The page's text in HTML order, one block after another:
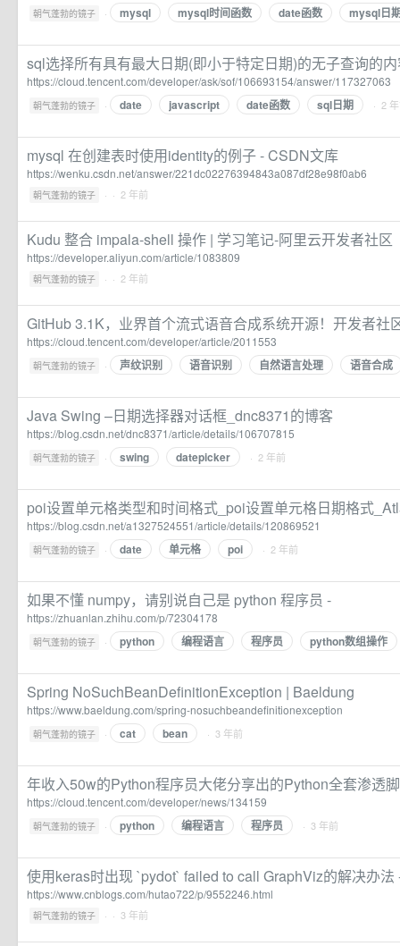
朝气蓬勃的镜子 · mysql mysql时间函数 date函数 mysql日
sql选择所有具有最大日期(即小于特定日期)的无子查询的
https://cloud.tencent.com/developer/ask/sof/106693154/answer/117327063
朝气蓬勃的镜子 · date javascript date函数 sql日期 · 2
mysql 在创建表时使用identity的例子 - CSDN文库
https://wenku.csdn.net/answer/221dc02276394843a087df28e98f0ab6
朝气蓬勃的镜子 · · 2 年前
Kudu 整合 impala-shell 操作 | 学习笔记-阿里云开发者社区
https://developer.aliyun.com/article/1083809
朝气蓬勃的镜子 · · 2 年前
GitHub 3.1K，业界首个流式语音合成系统开源！开发者社
https://cloud.tencent.com/developer/article/2011553
朝气蓬勃的镜子 · 声纹识别 语音识别 自然语言处理 语音合成
Java Swing –日期选择器对话框_dnc8371的博客
https://blog.csdn.net/dnc8371/article/details/106707815
朝气蓬勃的镜子 · swing datepicker · 2 年前
poi设置单元格类型和时间格式_poi设置单元格日期格式
https://blog.csdn.net/a1327524551/article/details/120869521
朝气蓬勃的镜子 · date 单元格 poi · 2 年前
如果不懂 numpy，请别说自己是 python 程序员 -
https://zhuanlan.zhihu.com/p/72304178
朝气蓬勃的镜子 · python 编程语言 程序员 python数组操作
Spring NoSuchBeanDefinitionException | Baeldung
https://www.baeldung.com/spring-nosuchbeandefinitionexception
朝气蓬勃的镜子 · cat bean · 3 年前
年收入50w的Python程序员大佬分享出的Python全套渗透
https://cloud.tencent.com/developer/news/134159
朝气蓬勃的镜子 · python 编程语言 程序员 · 3 年前
使用keras时出现 `pydot` failed to call GraphViz的解决办法
https://www.cnblogs.com/hutao722/p/9552246.html
朝气蓬勃的镜子 · · 3 年前